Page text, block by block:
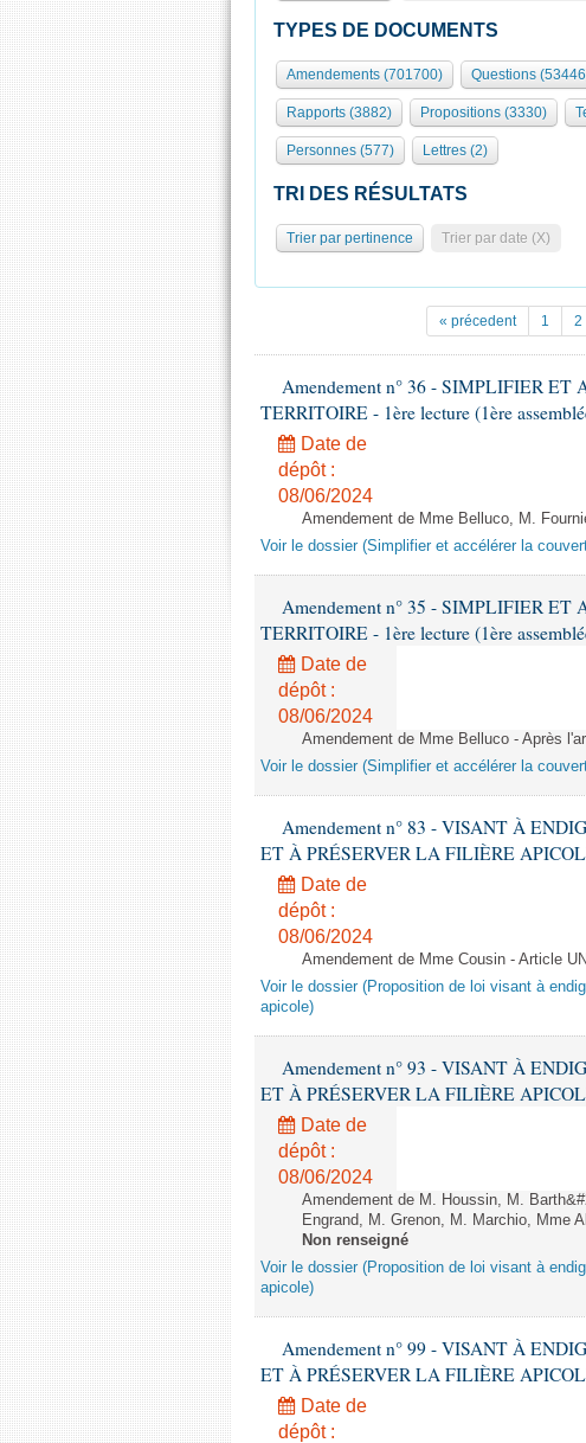
TYPES DE DOCUMENTS
Amendements (701700) Questions
Rapports (3882) Propositions (3330)
Personnes (577) Lettres (2)
TRI DES RÉSULTATS
Trier par pertinence Trier par date (X)
« précedent 1 2
Amendement n° 36 - SIMPLIFIER
TERRITOIRE - 1ère lecture (1ère
Date de
dépôt :
08/06/2024
Amendement de Mme Belluco, M.
Voir le dossier (Simplifier et accélérer la
Amendement n° 35 - SIMPLIFIER
TERRITOIRE - 1ère lecture (1ère
Date de
dépôt :
08/06/2024
Amendement de Mme Belluco - Après
Voir le dossier (Simplifier et accélérer la
Amendement n° 83 - VISANT À
ET À PRÉSERVER LA FILIÈRE
Date de
dépôt :
08/06/2024
Amendement de Mme Cousin - Article
Voir le dossier (Proposition de loi visant à
apicole)
Amendement n° 93 - VISANT À
ET À PRÉSERVER LA FILIÈRE
Date de
dépôt :
08/06/2024
Amendement de M. Houssin, M.
Engrand, M. Grenon, M. Marchio, Mme
Non renseigné
Voir le dossier (Proposition de loi visant à
apicole)
Amendement n° 99 - VISANT À
ET À PRÉSERVER LA FILIÈRE
Date de
dépôt :